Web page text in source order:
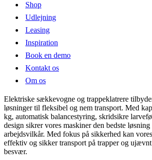
Shop
Udlejning
Leasing
Inspiration
Book en demo
Kontakt os
Om os
Elektriske sækkevogne og trappeklatrere
løsninger til fleksibel og nem transport. Med
kg, automatisk balancestyring, skridsikre
design sikrer vores maskiner den bedste
arbejdsvilkår. Med fokus på sikkerhed kan
effektiv og sikker transport på trapper og
besvær.